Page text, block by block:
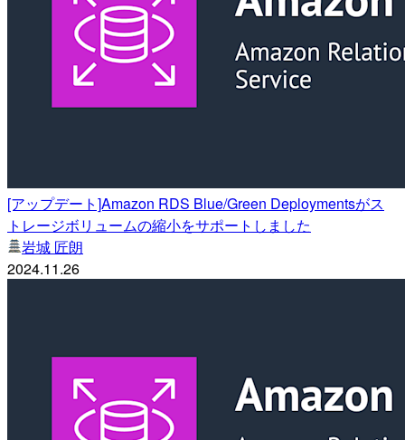
[アップデート]Amazon RDS Blue/Green Deploymentsがス
トレージボリュームの縮小をサポートしました
岩城 匠朗
2024.11.26